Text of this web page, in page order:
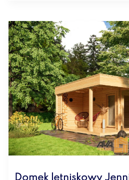
Domek letniskowy